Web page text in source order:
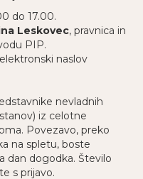
do 17.00.
Leskovec, pravnica in
PIP.
naslov
nevladnih
iz celotne
Povezavo, preko
na spletu, boste
dan dogodka. Število
s prijavo.